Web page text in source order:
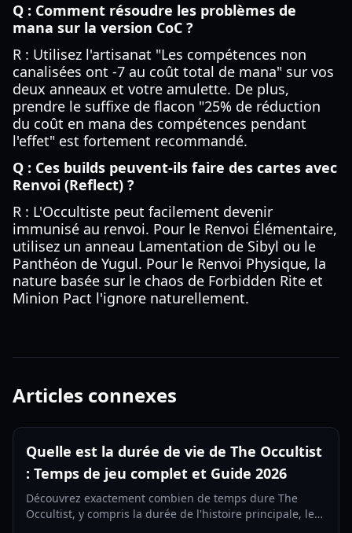
Q : Comment résoudre les problèmes de
mana sur la version CoC ?
R : Utilisez l'artisanat "Les compétences non
canalisées ont -7 au coût total de mana" sur vos
deux anneaux et votre amulette. De plus,
prendre le suffixe de flacon "25% de réduction
du coût en mana des compétences pendant
l'effet" est fortement recommandé.
Q : Ces builds peuvent-ils faire des cartes avec
Renvoi (Reflect) ?
R : L'Occultiste peut facilement devenir
immunisé au renvoi. Pour le Renvoi Élémentaire,
utilisez un anneau Lamentation de Sibyl ou le
Panthéon de Yugul. Pour le Renvoi Physique, la
nature basée sur le chaos de Forbidden Rite et
Minion Pact l'ignore naturellement.
Articles connexes
Quelle est la durée de vie de The Occultist
: Temps de jeu complet et Guide 2026
Découvrez exactement combien de temps dure The
Occultist, y compris la durée de l'histoire principale, les